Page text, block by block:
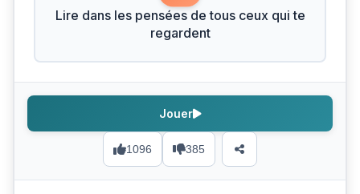
Lire dans les pensées de tous ceux qui te
regardent
1096 385
Jouer